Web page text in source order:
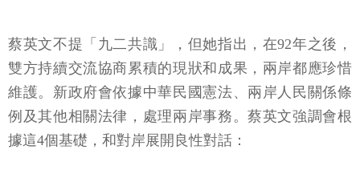
蔡英文不提「九二共識」，但她指出，在92年之後，
雙方持續交流協商累積的現狀和成果，兩岸都應珍惜
維護。新政府會依據中華民國憲法、兩岸人民關係條
例及其他相關法律，處理兩岸事務。蔡英文強調會根
據這4個基礎，和對岸展開良性對話：